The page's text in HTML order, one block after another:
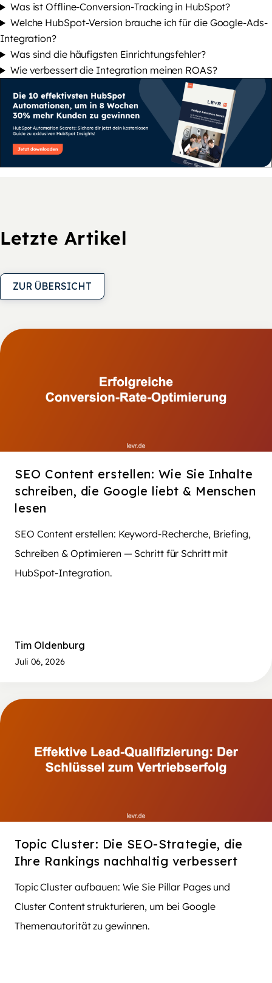
Was ist Offline-Conversion-Tracking in HubSpot?
Welche HubSpot-Version brauche ich für die Google-Ads-
Integration?
Was sind die häufigsten Einrichtungsfehler?
Wie verbessert die Integration meinen ROAS?
Letzte Artikel
ZUR ÜBERSICHT
SEO Content erstellen: Wie Sie Inhalte
schreiben, die Google liebt & Menschen
lesen
SEO Content erstellen: Keyword-Recherche, Briefing,
Schreiben & Optimieren — Schritt für Schritt mit
HubSpot-Integration.
Tim Oldenburg
Juli 06, 2026
Topic Cluster: Die SEO-Strategie, die
Ihre Rankings nachhaltig verbessert
Topic Cluster aufbauen: Wie Sie Pillar Pages und
Cluster Content strukturieren, um bei Google
Themenautorität zu gewinnen.